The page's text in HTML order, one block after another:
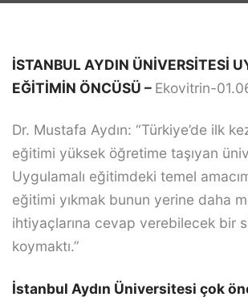
İSTANBUL AYDIN ÜNİVERSİTESİ
EĞİTİMİN ÖNCÜSÜ – Ekovitrin-
Dr. Mustafa Aydın: “Türkiye’de ilk
eğitimi yüksek öğretime taşıyan
Uygulamalı eğitimdeki temel
eğitimi yıkmak bunun yerine daha
ihtiyaçlarına cevap verebilecek bir
koymaktı.”
İstanbul Aydın Üniversitesi çok